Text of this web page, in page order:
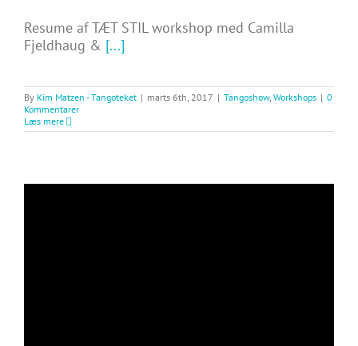
Resume af TÆT STIL workshop med Camilla
Fjeldhaug & [...]
By Kim Matzen - Tangoteket | marts 6th, 2017 | Tangoshow, Workshops | 0
Kommentarer
Læs mere